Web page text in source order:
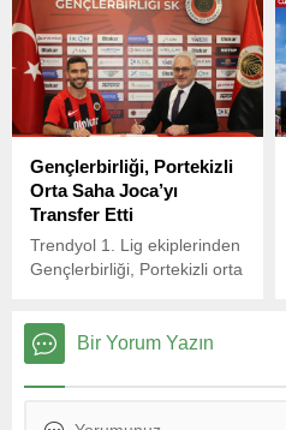
karşılaşmanın hakemi belli
oldu.
Gençlerbirliği, Portekizli
Orta Saha Joca’yı
Transfer Etti
Trendyol 1. Lig ekiplerinden
Gençlerbirliği, Portekizli orta
Fernandes’i (Joca)
kadrosuna kattı. Son olarak
Çin Süper Lig ekiplerinden
Bir Yorum Yazın